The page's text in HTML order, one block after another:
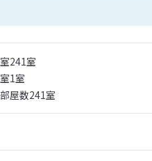
241室
1室
屋数241室